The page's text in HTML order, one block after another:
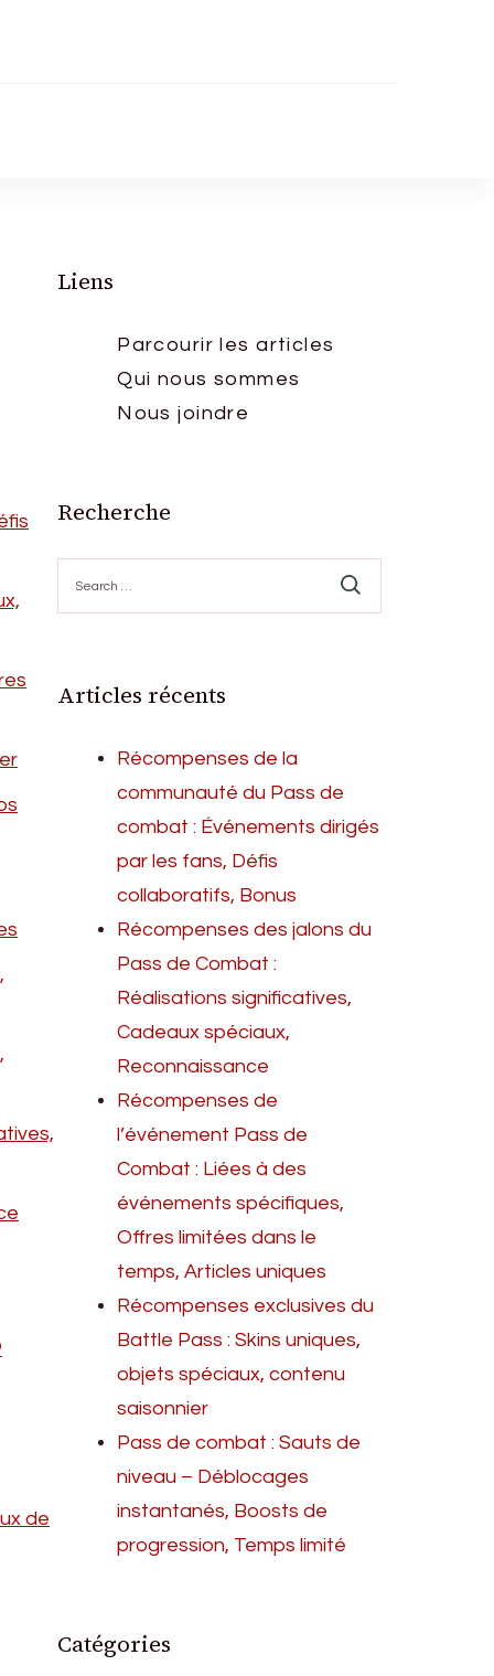
de
Liens
Parcourir les articles
Qui nous sommes
Nous joindre
Recherche
for:
Articles récents
Récompenses de la
communauté du Pass de
combat : Événements dirigés
par les fans, Défis
collaboratifs, Bonus
Récompenses des jalons du
Pass de Combat :
Réalisations significatives,
Cadeaux spéciaux,
Reconnaissance
Récompenses de
l’événement Pass de
Combat : Liées à des
événements spécifiques,
Offres limitées dans le
temps, Articles uniques
Récompenses exclusives du
Battle Pass : Skins uniques,
objets spéciaux, contenu
saisonnier
Pass de combat : Sauts de
niveau – Déblocages
instantanés, Boosts de
progression, Temps limité
Catégories